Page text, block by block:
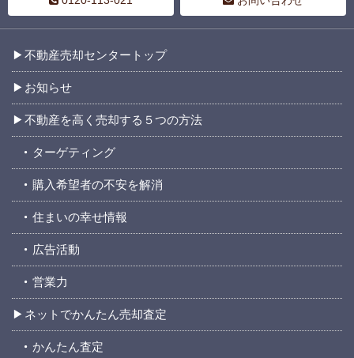
不動産売却センタートップ
お知らせ
不動産を高く売却する５つの方法
ターゲティング
購入希望者の不安を解消
住まいの幸せ情報
広告活動
営業力
ネットでかんたん売却査定
かんたん査定